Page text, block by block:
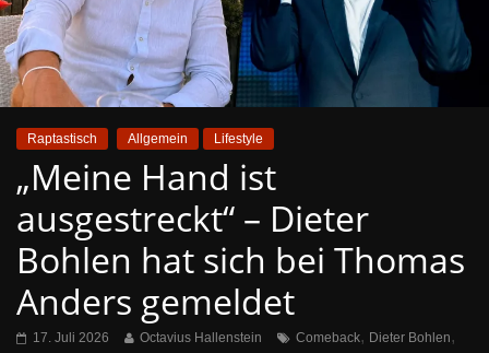
Raptastisch Allgemein Lifestyle
„Meine Hand ist
ausgestreckt“ – Dieter
Bohlen hat sich bei Thomas
Anders gemeldet
17. Juli 2026 Octavius Hallenstein Comeback, Dieter Bohlen,